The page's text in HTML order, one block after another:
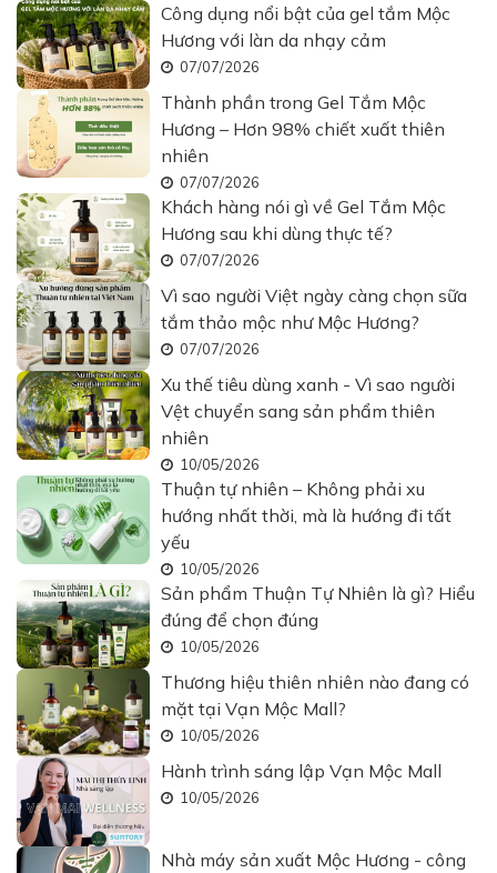
Công dụng nổi bật của gel tắm Mộc
Hương với làn da nhạy cảm
07/07/2026
Thành phần trong Gel Tắm Mộc
Hương – Hơn 98% chiết xuất thiên
nhiên
07/07/2026
Khách hàng nói gì về Gel Tắm Mộc
Hương sau khi dùng thực tế?
07/07/2026
Vì sao người Việt ngày càng chọn sữa
tắm thảo mộc như Mộc Hương?
07/07/2026
Xu thế tiêu dùng xanh - Vì sao người
Vệt chuyển sang sản phẩm thiên
nhiên
10/05/2026
Thuận tự nhiên – Không phải xu
hướng nhất thời, mà là hướng đi tất
yếu
10/05/2026
Sản phẩm Thuận Tự Nhiên là gì? Hiểu
đúng để chọn đúng
10/05/2026
Thương hiệu thiên nhiên nào đang có
mặt tại Vạn Mộc Mall?
10/05/2026
Hành trình sáng lập Vạn Mộc Mall
10/05/2026
Nhà máy sản xuất Mộc Hương - công